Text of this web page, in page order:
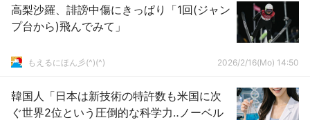
高梨沙羅、誹謗中傷にきっぱり「1回(ジャン
プ台から)飛んでみて」
もえるにほん彡(^)(^) 2026/2/16(Mo) 14:50
韓国人「日本は新技術の特許数も米国に次
ぐ世界2位という圧倒的な科学力‥ノーベル